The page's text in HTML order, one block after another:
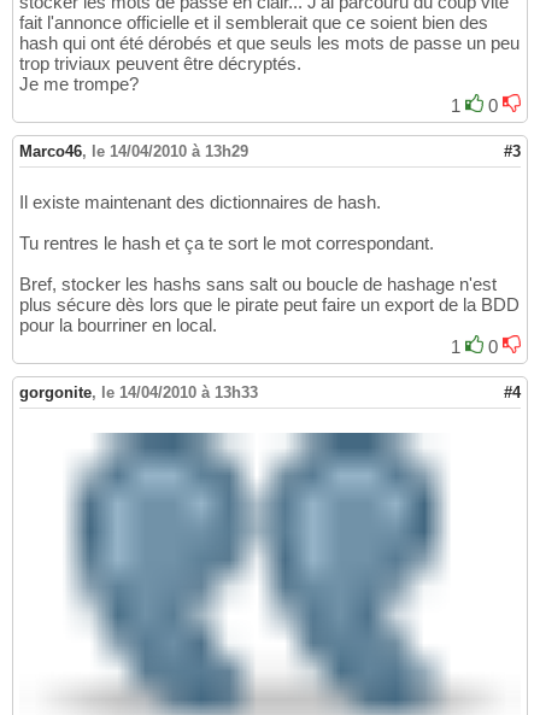
fait l'annonce officielle et il semblerait que ce soient bien des
hash qui ont été dérobés et que seuls les mots de passe un peu
trop triviaux peuvent être décryptés.
Je me trompe?
1
0
Marco46, le 14/04/2010 à 13h29 #3
Il existe maintenant des dictionnaires de hash.
Tu rentres le hash et ça te sort le mot correspondant.
Bref, stocker les hashs sans salt ou boucle de hashage n'est
plus sécure dès lors que le pirate peut faire un export de la BDD
pour la bourriner en local.
1
0
gorgonite, le 14/04/2010 à 13h33 #4